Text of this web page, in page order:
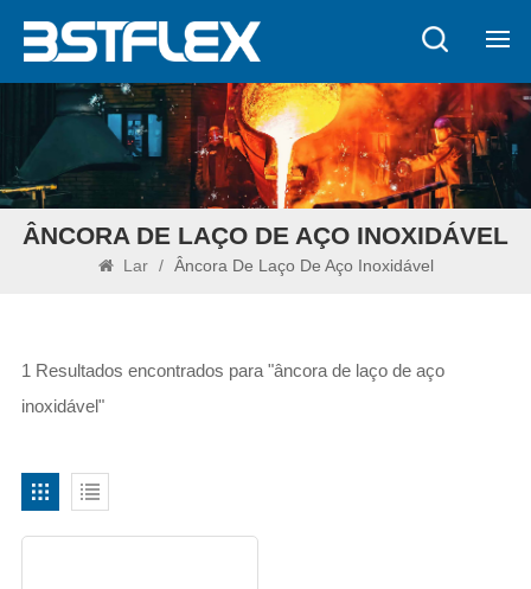
ÂNCORA DE LAÇO DE AÇO INOXIDÁVEL
Lar / Âncora De Laço De Aço Inoxidável
1 Resultados encontrados para "âncora de laço de aço
inoxidável"